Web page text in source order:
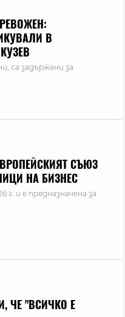
В
са задържани за
СЪЮЗ
НА БИЗНЕС
и е предназначена за
ЧЕ "ВСИЧКО Е